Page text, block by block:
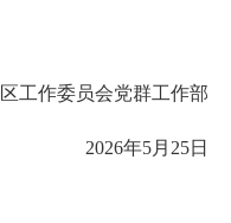
作委员会党群工作部
2026年5月25日